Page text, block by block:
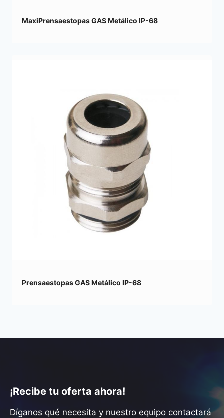
MaxiPrensaestopas GAS Metálico IP-68
Prensaestopas GAS Metálico IP-68
¡Recibe tu oferta ahora!
Díganos qué necesita y nuestro equipo contactará